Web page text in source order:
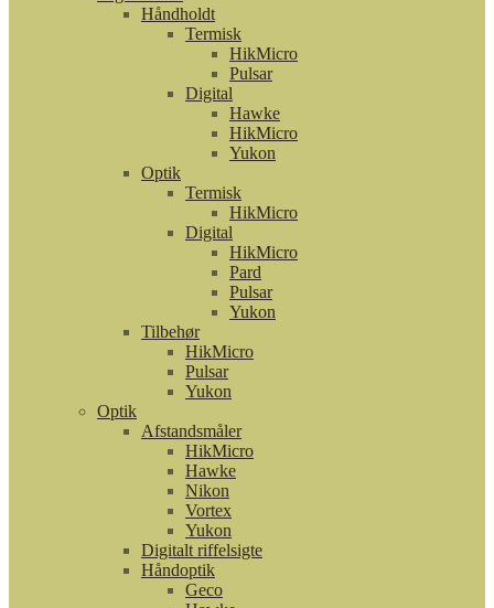
Håndholdt
Termisk
HikMicro
Pulsar
Digital
Hawke
HikMicro
Yukon
Optik
Termisk
HikMicro
Digital
HikMicro
Pard
Pulsar
Yukon
Tilbehør
HikMicro
Pulsar
Yukon
Optik
Afstandsmåler
HikMicro
Hawke
Nikon
Vortex
Yukon
Digitalt riffelsigte
Håndoptik
Geco